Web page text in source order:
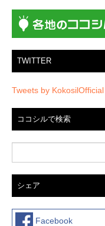
ン
TWITTER
Tweets by KokosilOfficial
ココシルで検索
シェア
Facebook